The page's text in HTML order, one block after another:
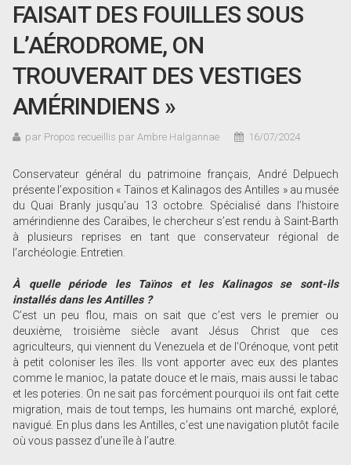
FAISAIT DES FOUILLES SOUS
L’AÉRODROME, ON
TROUVERAIT DES VESTIGES
AMÉRINDIENS »
par Propos recueillis par Ambre Halgannae 16/07/2024
Conservateur général du patrimoine français, André Delpuech
présente l’exposition « Taïnos et Kalinagos des Antilles » au musée
du Quai Branly jusqu’au 13 octobre. Spécialisé dans l’histoire
amérindienne des Caraïbes, le chercheur s’est rendu à Saint-Barth
à plusieurs reprises en tant que conservateur régional de
l’archéologie. Entretien.
À quelle période les Taïnos et les Kalinagos se sont-ils
installés dans les Antilles ?
C’est un peu flou, mais on sait que c’est vers le premier ou
deuxième, troisième siècle avant Jésus Christ que ces
agriculteurs, qui viennent du Venezuela et de l’Orénoque, vont petit
à petit coloniser les îles. Ils vont apporter avec eux des plantes
comme le manioc, la patate douce et le maïs, mais aussi le tabac
et les poteries. On ne sait pas forcément pourquoi ils ont fait cette
migration, mais de tout temps, les humains ont marché, exploré,
navigué. En plus dans les Antilles, c’est une navigation plutôt facile
où vous passez d’une île à l’autre.